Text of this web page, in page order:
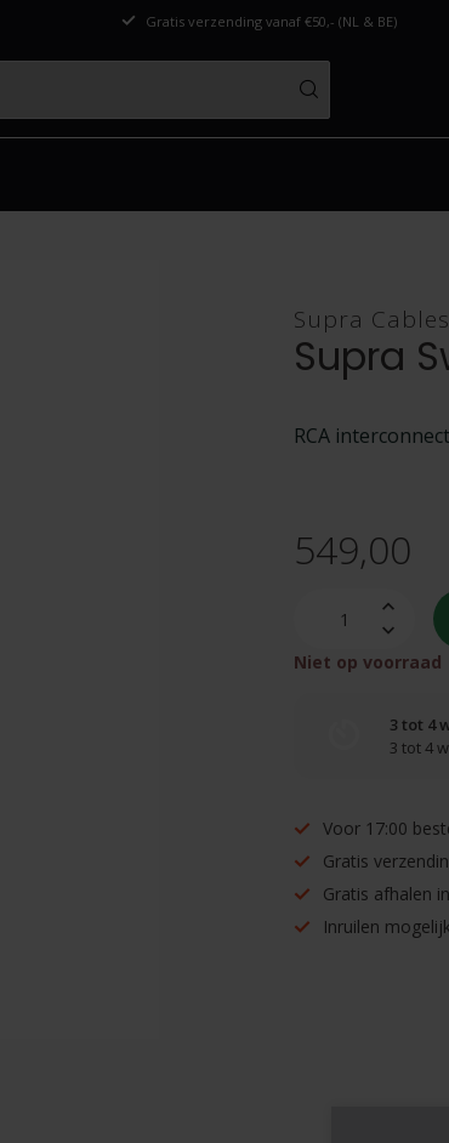
Gratis verzending vanaf €50,- (NL & BE)
Supra Cables
Supra
RCA
549,00
Niet op voorraad
3 tot 4
3 tot 4
Voor 17:00
Gratis
Gratis afhalen
Inruilen